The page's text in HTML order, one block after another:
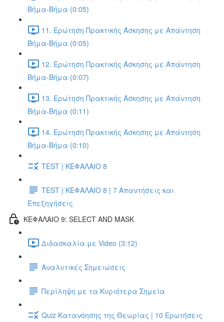
Βήμα-Βήμα (0:05)
11. Ερώτηση Πρακτικής Άσκησης με Απάντηση
Βήμα-Βήμα (0:05)
12. Ερώτηση Πρακτικής Άσκησης με Απάντηση
Βήμα-Βήμα (0:07)
13. Ερώτηση Πρακτικής Άσκησης με Απάντηση
Βήμα-Βήμα (0:11)
14. Ερώτηση Πρακτικής Άσκησης με Απάντηση
Βήμα-Βήμα (0:10)
TEST | ΚΕΦΑΛΑΙΟ 8
TEST | ΚΕΦΑΛΑΙΟ 8 | 7 Απαντήσεις και
Επεξηγήσεις
ΚΕΦΑΛΑΙΟ 9: SELECT AND MASK
Διδασκαλία με Video (3:12)
Αναλυτικές Σημειώσεις
Περίληψη με τα Κυριότερα Σημεία
Quiz Κατανόησης της Θεωρίας | 10 Ερωτήσεις